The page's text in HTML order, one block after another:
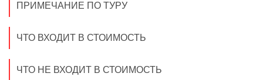
ПРИМЕЧАНИЕ ПО ТУРУ
ЧТО ВХОДИТ В СТОИМОСТЬ
ЧТО НЕ ВХОДИТ В СТОИМОСТЬ